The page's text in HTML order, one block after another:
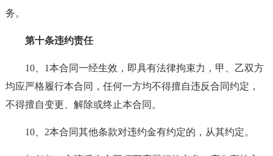
务。
第十条违约责任
10、1本合同一经生效，即具有法律拘束力，甲、乙双方
均应严格履行本合同，任何一方均不得擅自违反合同约定，
不得擅自变更、解除或终止本合同。
10、2本合同其他条款对违约金有约定的，从其约定。